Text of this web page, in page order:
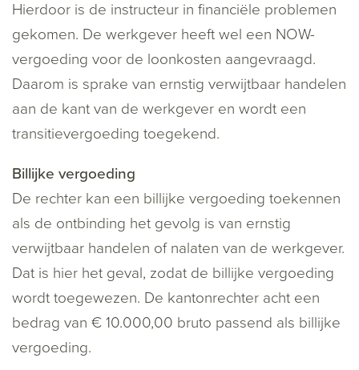
Hierdoor is de instructeur in financiële problemen
gekomen. De werkgever heeft wel een NOW-
vergoeding voor de loonkosten aangevraagd.
Daarom is sprake van ernstig verwijtbaar handelen
aan de kant van de werkgever en wordt een
transitievergoeding toegekend.
Billijke vergoeding
De rechter kan een billijke vergoeding toekennen
als de ontbinding het gevolg is van ernstig
verwijtbaar handelen of nalaten van de werkgever.
Dat is hier het geval, zodat de billijke vergoeding
wordt toegewezen. De kantonrechter acht een
bedrag van € 10.000,00 bruto passend als billijke
vergoeding.